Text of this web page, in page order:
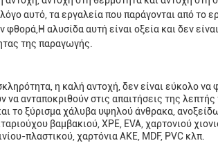
αυτό, τα εργαλεία που παράγονται από το
φθορά,Η αλυσίδα αυτή είναι οξεία και δεν
της παραγωγής.
η καλή αντοχή, δεν είναι εύκολο να
να ανταποκριθούν στις απαιτήσεις της
το ξύρισμα χάλυβα υψηλού άνθρακα,
βαμβακιού, XPE, EVA, χαρτονιού
πλαστικού, χαρτόνια ΑΚΕ, MDF, PVC κλπ.